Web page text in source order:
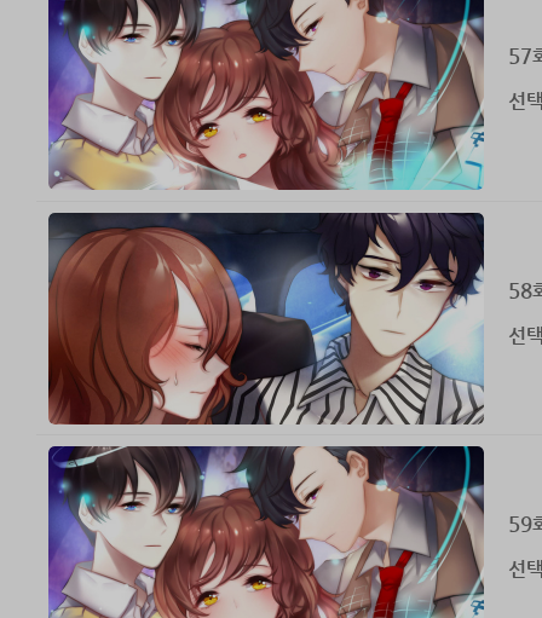
57
선
58
선
59
선